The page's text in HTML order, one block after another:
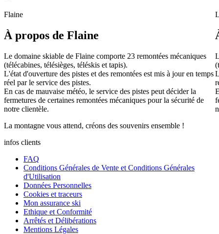
Flaine
À propos de Flaine
Le domaine skiable de Flaine comporte 23 remontées mécaniques
(télécabines, télésièges, téléskis et tapis).
L'état d'ouverture des pistes et des remontées est mis à jour en temps
réel par le service des pistes.
En cas de mauvaise météo, le service des pistes peut décider la
fermetures de certaines remontées mécaniques pour la sécurité de
notre clientèle.
La montagne vous attend, créons des souvenirs ensemble !
infos clients
FAQ
Conditions Générales de Vente et Conditions Générales
d'Utilisation
Données Personnelles
Cookies et traceurs
Mon assurance ski
Ethique et Conformité
Arrêtés et Délibérations
Mentions Légales